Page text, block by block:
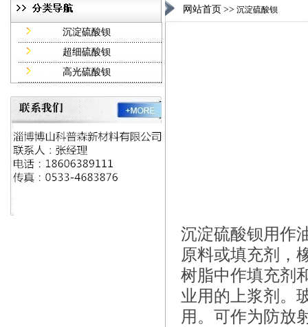
沉淀硫酸钡
超细硫酸钡
高光硫酸钡
网站首页 >> 沉淀硫酸钡
沉淀硫酸钡用作
原料或填充剂，
树脂中作填充剂
业用的上浆剂。
用。可作为防放